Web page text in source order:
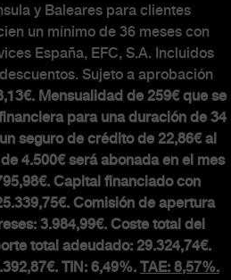
y Baleares para clientes
un mínimo de 36 meses con
España, EFC, S.A. Incluidos
Sujeto a aprobación
Mensualidad de 259€ que se
para una duración de 34
seguro de crédito de 22,86€ al
4.500€ será abonada en el mes
Capital financiado con
Comisión de apertura
3.984,99€. Coste total del
total adeudado: 29.324,74€.
TIN: 6,49%. TAE: 8,57%.